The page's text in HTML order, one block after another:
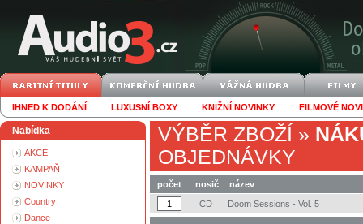
IHNED K DODÁNÍ LUXUSNÍ BOXY KNIŽNÍ NOVINKY FILMOVÉ
Nabídka
AKCE
KAMPAŇ
NOVINKY
Country
Dance
VÝBĚR ZBOŽÍ »
OBJEDNÁVKY
počet nosič
název
CD
Doom Sessions - Vol. 5